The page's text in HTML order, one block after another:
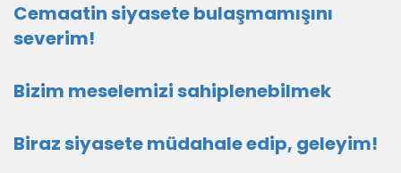
Cemaatin siyasete bulaşmamışını
severim!
Bizim meselemizi sahiplenebilmek
Biraz siyasete müdahale edip, geleyim!